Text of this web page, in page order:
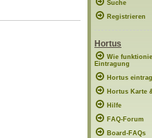
Suche
Registrieren
Hortus
Wie
Eintragung
Hortus
Hortus Karte
Hilfe
FAQ-Forum
Board-FAQs